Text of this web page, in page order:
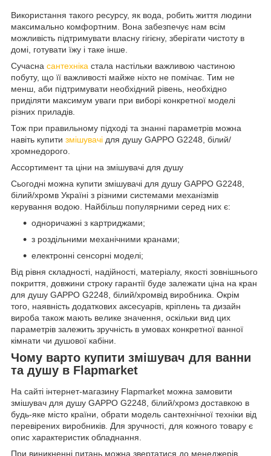
Використання такого ресурсу, як вода, робить життя людини
максимально комфортним. Вона забезпечує нам всім
можливість підтримувати власну гігієну, зберігати чистоту в
домі, готувати їжу і таке інше.
Сучасна сантехніка стала настільки важливою частиною
побуту, що її важливості майже ніхто не помічає. Тим не
менш, аби підтримувати необхідний рівень, необхідно
приділяти максимум уваги при виборі конкретної моделі
різних приладів.
Тож при правильному підході та знанні параметрів можна
навіть купити змішувачі для душу GAPPO G2248, білий/
хромнедорого.
Ассортимент та ціни на змішувачі для душу
Сьогодні можна купити змішувачі для душу GAPPO G2248,
білий/хромв Україні з різними системами механізмів
керування водою. Найбільш популярними серед них є:
одноричажні з картриджами;
з роздільними механічними кранами;
електронні сенсорні моделі;
Від рівня складності, надійності, матеріалу, якості зовнішнього
покриття, довжини строку гарантії буде залежати ціна на кран
для душу GAPPO G2248, білий/хромвід виробника. Окрім
того, наявність додаткових аксесуарів, кріплень та дизайн
вироба також мають велике значення, оскільки вид цих
параметрів залежить зручність в умовах конкретної ванної
кімнати чи душової кабіни.
Чому варто купити змішувач для ванни
та душу в Flapmarket
На сайті інтернет-магазину Flapmarket можна замовити
змішувач для душу GAPPO G2248, білий/хромз доставкою в
будь-яке місто країни, обрати модель сантехнічної техніки від
перевірених виробників. Для зручності, для кожного товару є
опис характеристик обладнання.
При виникненні питань можна звертатися до менеджерів